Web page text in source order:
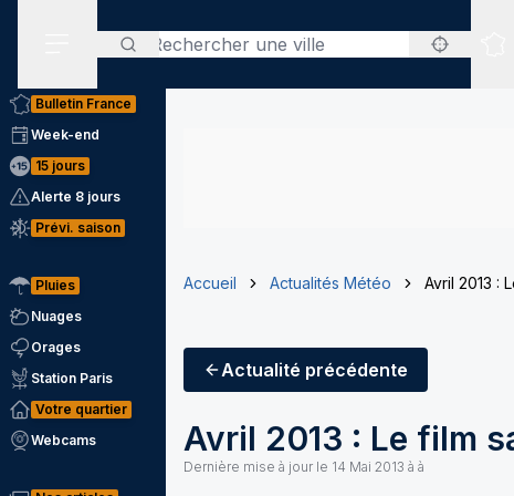
Rechercher
Bulletin France
Week-end
15 jours
Alerte 8 jours
Prévi. saison
Pluies
Nuages
Orages
Station Paris
Votre quartier
Webcams
Accueil Actualités Météo Avril 2013 :
Actualité précédente
Avril 2013 : Le film
Dernière mise à jour le 14 Mai 2013 à à